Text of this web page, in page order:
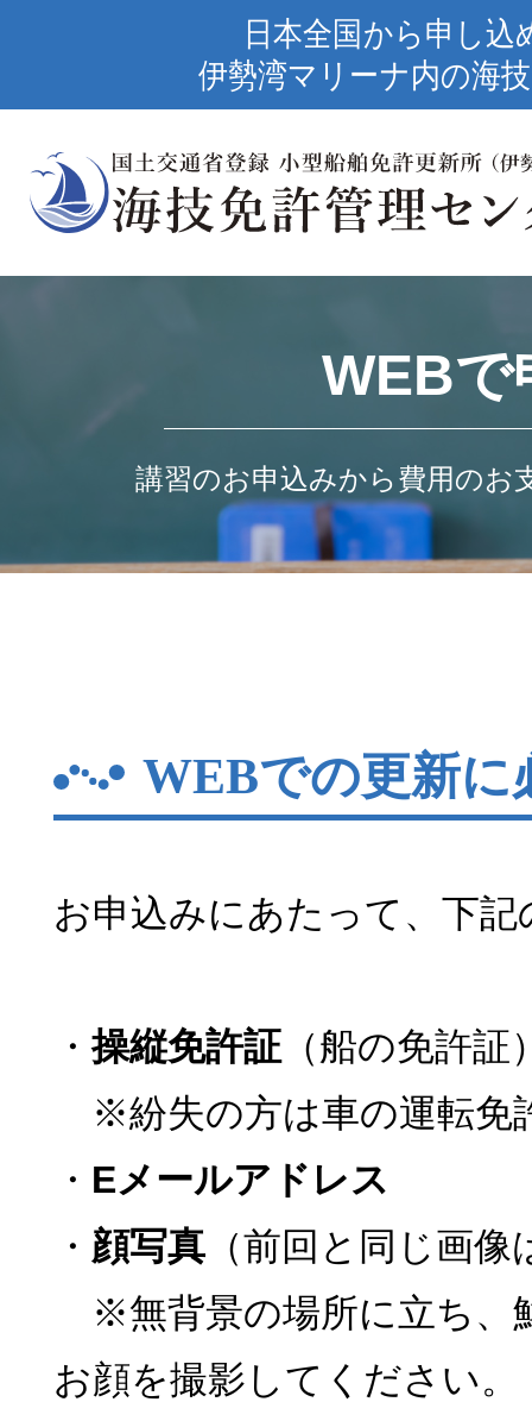
日本全国から申し
伊勢湾マリーナ内の海
WEBで
講習のお申込みから費用のお
WEBでの更新に
お申込みにあたって、下
・操縦免許証（船の免許証
※紛失の方は車の運転免
・ Eメールアドレス
・ 顔写真（前回と同じ画像
※無背景の場所に立ち、
お顔を撮影してください。